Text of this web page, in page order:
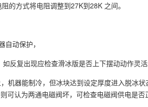
的方式将电阻调整到27K到28K 之间。
动保护，
反复出现应检查滑冰版是否上下摆动动作灵活
机器能制冷，但冰块达到设定厚度进入脱冰
可认为两通电磁阀坏，可检查电磁阀供电是否